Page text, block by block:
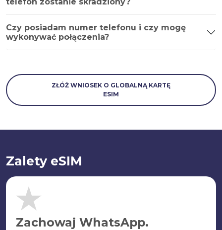
Czy posiadam numer telefonu i czy mogę
wykonywać połączenia?
ZŁÓŻ WNIOSEK O GLOBALNĄ KARTĘ
ESIM
Zalety eSIM
Zachowaj WhatsApp.